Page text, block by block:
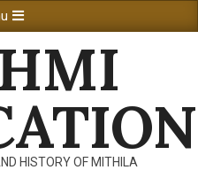
HISTORY OF MITHILA